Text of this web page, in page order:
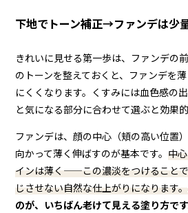
下地でトーン補正→ファンデは少
きれいに見せる第一歩は、ファンデの
のトーンを整えておくと、ファンデを
にくくなります。くすみには血色感の
と気になる部分に合わせて選ぶと効果的
ファンデは、顔の中心（頬の高い位置
向かって薄く伸ばすのが基本です。中
インは薄く——この濃淡をつけること
じさせない自然な仕上がりになります。
のが、いちばん老けて見える塗り方です